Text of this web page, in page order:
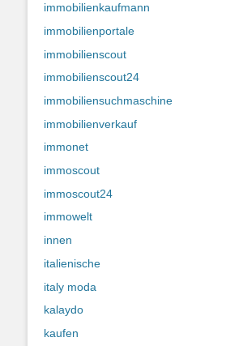
immobilienkaufmann
immobilienportale
immobilienscout
immobilienscout24
immobiliensuchmaschine
immobilienverkauf
immonet
immoscout
immoscout24
immowelt
innen
italienische
italy moda
kalaydo
kaufen